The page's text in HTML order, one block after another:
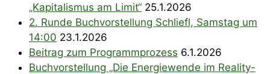
„Kapitalismus am Limit“ 25.1.2026
2. Runde Buchvorstellung Schliefl, Samstag um
14:00 23.1.2026
Beitrag zum Programmprozess 6.1.2026
Buchvorstellung „Die Energiewende im Reality-